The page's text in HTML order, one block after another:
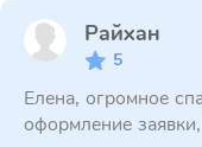
Райхан
5
Елена, огромное
оформление